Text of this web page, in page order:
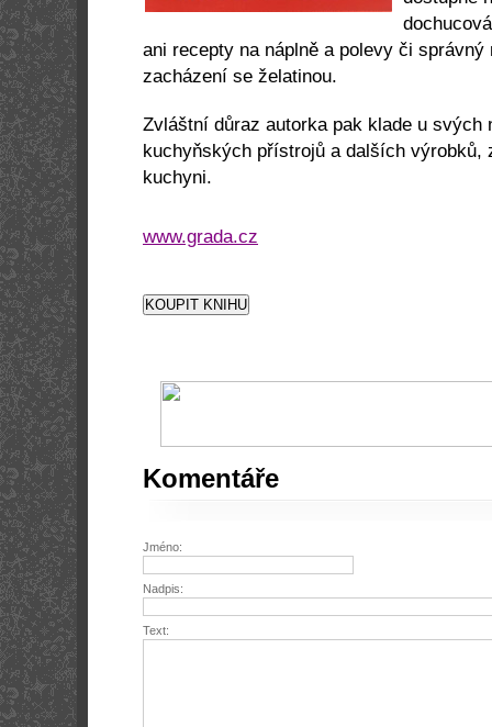
ani recepty na náplně a polevy či správný
zacházení se želatinou.
Zvláštní důraz autorka pak klade u svých
kuchyňských přístrojů a dalších výrobků,
kuchyni.
www.grada.cz
Komentáře
Jméno:
Nadpis:
Text: